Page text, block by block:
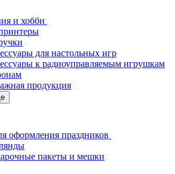
и хобби
для настольных игр
к радиоуправляемым игрушкам
продукция
оформления праздников
пакеты и мешки